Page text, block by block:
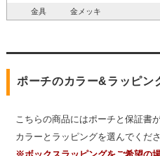
金具
金メッキ
ポーチのカラー&ラッピン
こちらの商品にはポーチと保証書
カラーとラッピングを選んでくださ